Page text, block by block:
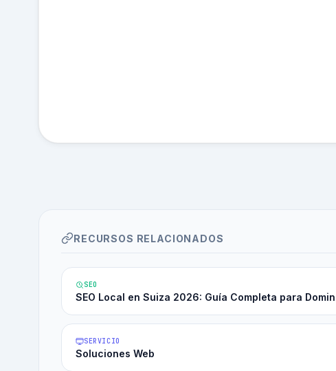
RECURSOS RELACIONADOS
SEO
SEO Local en Suiza 2026: Guía Completa para
SERVICIO
Soluciones Web